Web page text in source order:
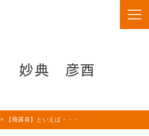
妙典 彦酉
> 【飛露喜】といえば・・・